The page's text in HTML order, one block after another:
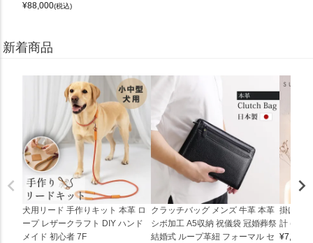
¥88,000(税込)
新着商品
犬用リード 手作りキット 本革 ロ
ープ レザークラフト DIY ハンド
メイド 初心者 7F
クラッチバッグ メンズ 牛革 本革
シボ加工 A5収納 祝儀袋 冠婚葬祭
結婚式 ループ革紐 フォーマル セ
掛け時
計
¥7,150